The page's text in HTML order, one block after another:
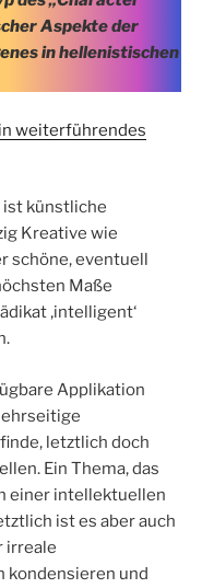
Aspekte der
in hellenistischen
weiterführendes
ist künstliche
Kreative wie
schöne, eventuell
Maße
‚intelligent‘
Applikation
letztlich doch
Ein Thema, das
einer intellektuellen
ist es aber auch
irreale
kondensieren und